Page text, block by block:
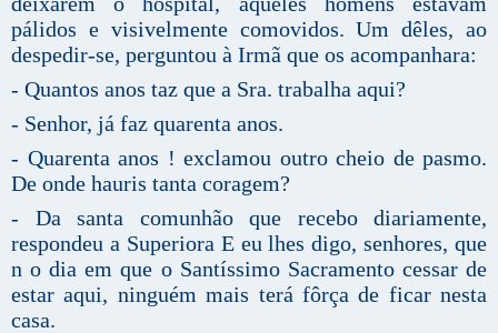
pálidos e visivelmente comovidos. Um dêles, ao
despedir-se, perguntou à Irmã que os acompanhara:
- Quantos anos taz que a Sra. trabalha aqui?
- Senhor, já faz quarenta anos.
- Quarenta anos ! exclamou outro cheio de pasmo.
De onde hauris tanta coragem?
- Da santa comunhão que recebo diariamente,
respondeu a Superiora E eu lhes digo, senhores, que
n o dia em que o Santíssimo Sacramento cessar de
estar aqui, ninguém mais terá fôrça de ficar nesta
casa.